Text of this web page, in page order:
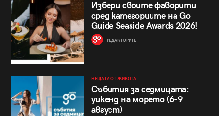
Избери своите фаворити
сред категориите на Go
Guide Seaside Awards 2026!
РЕДАКТОРИТЕ
НЕЩАТА ОТ ЖИВОТА
Събития за седмицата:
уикенд на морето (6–9
август)